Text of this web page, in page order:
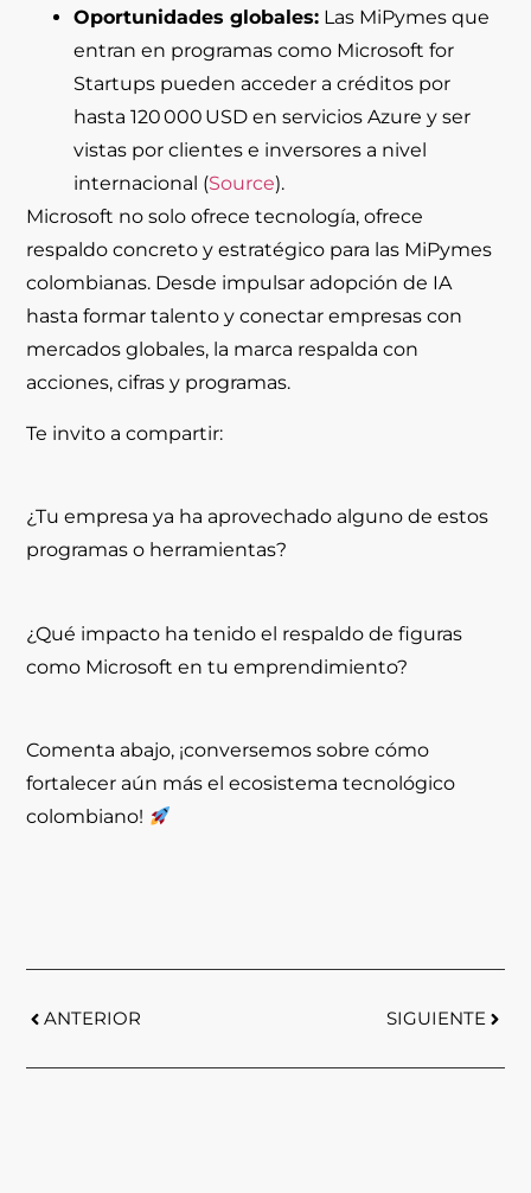
Oportunidades globales: Las MiPymes que
entran en programas como Microsoft for
Startups pueden acceder a créditos por
hasta 120 000 USD en servicios Azure y ser
vistas por clientes e inversores a nivel
internacional (Source).
Microsoft no solo ofrece tecnología, ofrece
respaldo concreto y estratégico para las MiPymes
colombianas. Desde impulsar adopción de IA
hasta formar talento y conectar empresas con
mercados globales, la marca respalda con
acciones, cifras y programas.
Te invito a compartir:
¿Tu empresa ya ha aprovechado alguno de estos
programas o herramientas?
¿Qué impacto ha tenido el respaldo de figuras
como Microsoft en tu emprendimiento?
Comenta abajo, ¡conversemos sobre cómo
fortalecer aún más el ecosistema tecnológico
colombiano!
ANTERIOR SIGUIENTE